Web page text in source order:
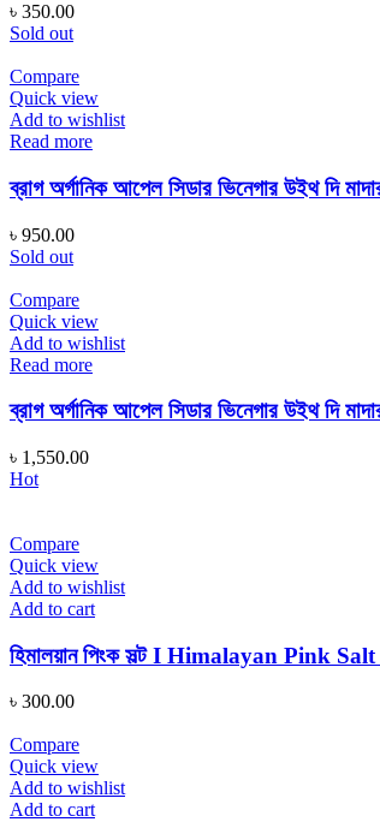
৳ 350.00
Sold out
Compare
Quick view
Add to wishlist
Read more
ব্রাগ অর্গানিক আপেল সিডার ভিনেগার
৳ 950.00
Sold out
Compare
Quick view
Add to wishlist
Read more
ব্রাগ অর্গানিক আপেল সিডার ভিনেগার
৳ 1,550.00
Hot
Compare
Quick view
Add to wishlist
Add to cart
হিমালয়ান পিংক সল্ট I Himalayan Pink
৳ 300.00
Compare
Quick view
Add to wishlist
Add to cart